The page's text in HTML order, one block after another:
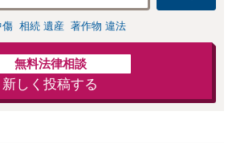
傷 相続 遺産 著作物 違法
無料法律相談
新しく投稿する